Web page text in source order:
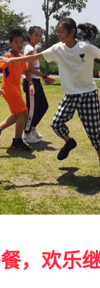
， 欢乐